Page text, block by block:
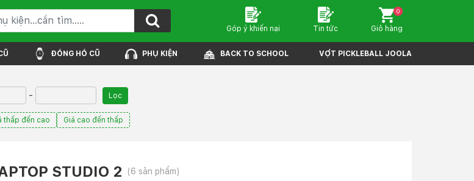
Góp ý khiến nại Tin tức Giỏ hàng
0
ĐỒNG HỒ CŨ PHỤ KIỆN BACK TO SCHOOL VỢT PICKLEBALL JOOLA
- Lọc
thấp đến cao Giá cao đến thấp
STUDIO 2 (6 sản phẩm)